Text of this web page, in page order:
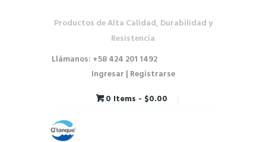
Productos de Alta Calidad, Durabilidad y
Resistencia
Llámanos: +58 424 201 1492
Ingresar | Registrarse
0 Items - $0.00